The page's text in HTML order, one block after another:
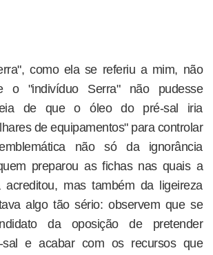
como ela se referiu a mim, não
o "indivíduo Serra" não pudesse
de que o óleo do pré-sal iria
de equipamentos" para controlar
não só da ignorância
preparou as fichas nas quais a
acreditou, mas também da ligeireza
algo tão sério: observem que se
da oposição de pretender
sal e acabar com os recursos que